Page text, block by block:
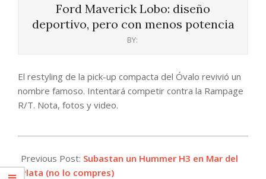
Ríos
Ford Maverick Lobo: diseño
deportivo, pero con menos potencia
BY:
El restyling de la pick-up compacta del Óvalo revivió un
nombre famoso. Intentará competir contra la Rampage
R/T. Nota, fotos y video.
08-
05
Previous Post: Subastan un Hummer H3 en Mar del
Plata (no lo compres)